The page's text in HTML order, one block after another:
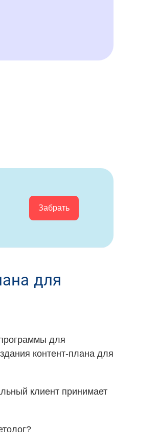
Забрать
для
для
контент-плана для
клиент принимает